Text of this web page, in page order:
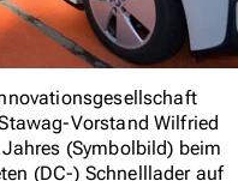
Vorstand Wilfried
(Symbolbild) beim
(DC-) Schnelllader auf